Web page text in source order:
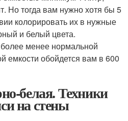
Но тогда вам нужно хотя бы 5
колорировать их в нужные
и белый цвета.
менее нормальной
емкости обойдется вам в 600
белая. Техники
на стены